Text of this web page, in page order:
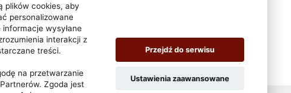
plików cookies, aby
personalizowane
wysyłane
interakcji z
treści.
na przetwarzanie
Zgoda jest
Przejdź do serwisu
Ustawienia zaawansowane